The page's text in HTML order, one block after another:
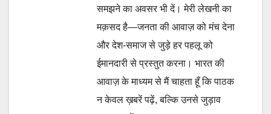
समझने का अवसर भी दें। मेरी लेखनी का
मक़सद है—जनता की आवाज़ को मंच देना
और देश-समाज से जुड़े हर पहलू को
ईमानदारी से प्रस्तुत करना। भारत की
आवाज़ के माध्यम से मैं चाहता हूँ कि पाठक
न केवल ख़बरें पढ़ें, बल्कि उनसे जुड़ाव